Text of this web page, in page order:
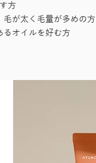
方
毛が太く毛量が多めの方
るオイルを好む方